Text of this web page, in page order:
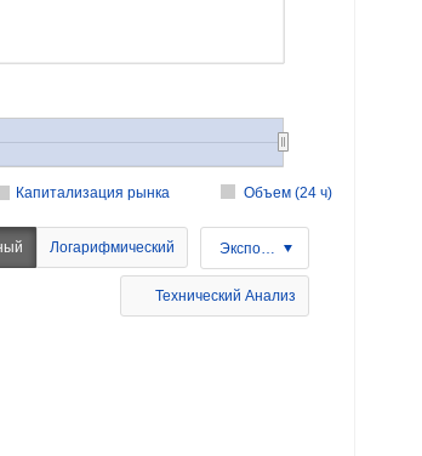
Капитализация рынка Объем (24 ч)
Логарифмический Экспорт
Технический Анализ